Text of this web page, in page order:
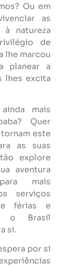
Ou em
as
à natureza
de
lhe marcou
planear a
lhes excita
mais
Quer
este
as suas
explore
aventura
mais
serviços
férias e
o Brasil
si.
por si